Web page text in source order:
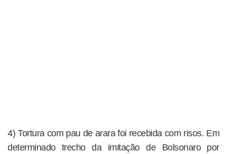
4) Tortura com pau de arara foi recebida com risos. Em
determinado trecho da imitação de Bolsonaro por